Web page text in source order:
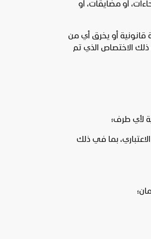
أو مضايقات، أو
أو يخرق أي من
ذلك الاختصاص الذي تم
لأي طرف؛
بما في ذلك